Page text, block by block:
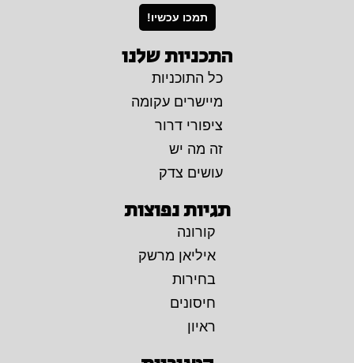
תמכו עכשיו!
התכניות שלנו
כל התוכניות
מיישרים עקומה
ציפורי דרור
זה מה יש
עושים צדק
תגיות נפוצות
קורונה
איליאן מרשק
בחירות
חיסונים
ראיון